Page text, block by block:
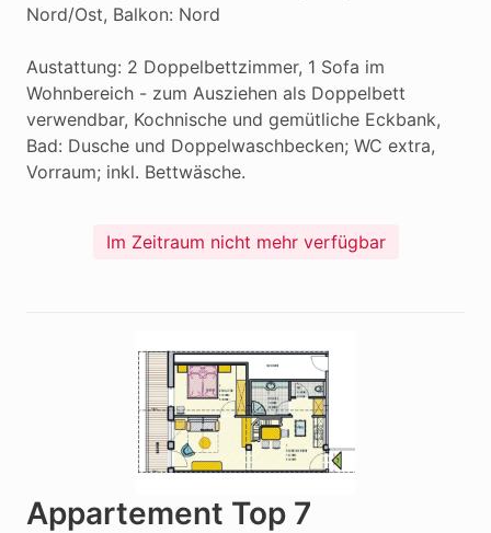
Nord/Ost, Balkon: Nord
Austattung: 2 Doppelbettzimmer, 1 Sofa im
Wohnbereich - zum Ausziehen als Doppelbett
verwendbar, Kochnische und gemütliche Eckbank,
Bad: Dusche und Doppelwaschbecken; WC extra,
Vorraum; inkl. Bettwäsche.
Im Zeitraum nicht mehr verfügbar
Appartement Top 7